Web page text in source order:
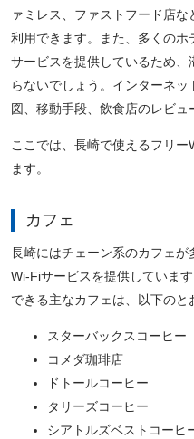
ァミレス、ファストフード店
利用できます。また、多くの
サービスを提供しているため
らないでしょう。インターネ
図、移動手段、飲食店のレビュ
ここでは、長崎で使えるフリ
ます。
カフェ
長崎にはチェーン系のカフェ
Wi-Fiサービスを提供していま
できる主なカフェは、以下のと
スターバックスコーヒー
コメダ珈琲店
ドトールコーヒー
タリーズコーヒー
シアトルズベストコーヒ